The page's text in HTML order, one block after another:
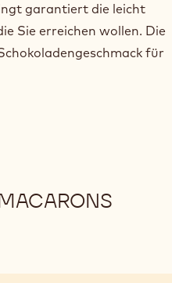
garantiert die leicht
Sie erreichen wollen. Die
für